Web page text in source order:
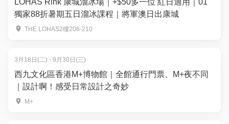
LOHAS Rink 康城溜冰場｜+$50多一位 紅日適用｜01
獨家88折暑期五日溜冰課程｜將軍澳日出康城
THE LOHAS2樓206-210
3月18日(二) - 9月30日(三)
西九文化區香港M+博物館｜全館通行門票、M+夜不同
｜設計啊！感受日常設計之奇妙
M+